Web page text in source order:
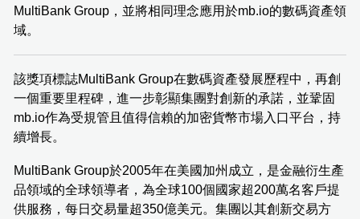
MultiBank Group，並將相同理念應用於mb.io的數碼資產領
域。
該獎項標誌MultiBank Group在數碼資產發展歷程中，再創
一個重要里程碑，進一步彰顯集團對創新的承諾，並鞏固
mb.io作為受規管且值得信賴的加密貨幣市場入口平台，持
續增長。
MultiBank Group於2005年在美國加州成立，是金融衍生產
品領域的全球領導者，為全球100個國家超200萬名客戶提
供服務，每日交易量超350億美元。集團以其創新交易方